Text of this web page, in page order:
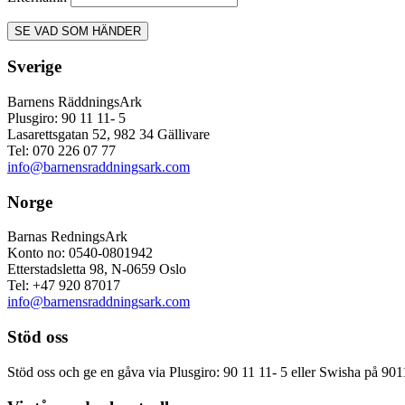
Sverige
Barnens RäddningsArk
Plusgiro: 90 11 11- 5
Lasarettsgatan 52, 982 34 Gällivare
Tel: 070 226 07 77
info@barnensraddningsark.com
Norge
Barnas RedningsArk
Konto no: 0540-0801942
Etterstadsletta 98, N-0659 Oslo
Tel: +47 920 87017
info@barnensraddningsark.com
Stöd oss
Stöd oss och ge en gåva via Plusgiro: 90 11 11- 5 eller Swisha på